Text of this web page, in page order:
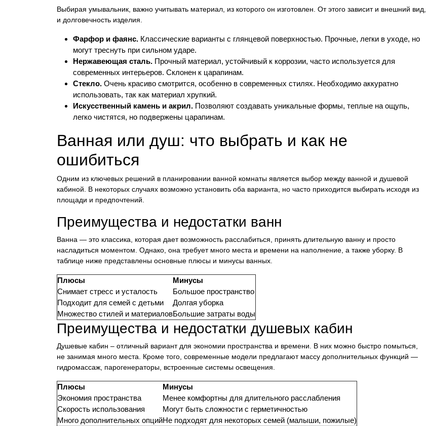
Выбирая умывальник, важно учитывать материал, из которого он изготовлен. От этого зависит и внешний вид,
и долговечность изделия.
Фарфор и фаянс. Классические варианты с глянцевой поверхностью. Прочные, легки в уходе, но
могут треснуть при сильном ударе.
Нержавеющая сталь. Прочный материал, устойчивый к коррозии, часто используется для
современных интерьеров. Склонен к царапинам.
Стекло. Очень красиво смотрится, особенно в современных стилях. Необходимо аккуратно
использовать, так как материал хрупкий.
Искусственный камень и акрил. Позволяют создавать уникальные формы, теплые на ощупь,
легко чистятся, но подвержены царапинам.
Ванная или душ: что выбрать и как не
ошибиться
Одним из ключевых решений в планировании ванной комнаты является выбор между ванной и душевой
кабиной. В некоторых случаях возможно установить оба варианта, но часто приходится выбирать исходя из
площади и предпочтений.
Преимущества и недостатки ванн
Ванна — это классика, которая дает возможность расслабиться, принять длительную ванну и просто
насладиться моментом. Однако, она требует много места и времени на наполнение, а также уборку. В
таблице ниже представлены основные плюсы и минусы ванных.
Плюсы
Минусы
Снимает стресс и усталость
Большое пространство
Подходит для семей с детьми
Долгая уборка
Множество стилей и материаловБольшие затраты воды
Преимущества и недостатки душевых кабин
Душевые кабин – отличный вариант для экономии пространства и времени. В них можно быстро помыться,
не занимая много места. Кроме того, современные модели предлагают массу дополнительных функций —
гидромассаж, парогенераторы, встроенные системы освещения.
Плюсы
Минусы
Экономия пространства
Менее комфортны для длительного расслабления
Скорость использования
Могут быть сложности с герметичностью
Много дополнительных опцийНе подходят для некоторых семей (малыши, пожилые)